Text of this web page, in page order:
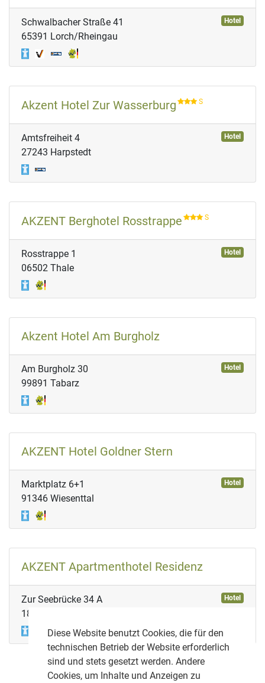
Diese Website benutzt Cookies, die für den
technischen Betrieb der Website erforderlich
sind und stets gesetzt werden. Andere
Cookies, um Inhalte und Anzeigen zu
Hotel
Schwalbacher Straße 41
65391 Lorch/Rheingau
Akzent Hotel Zur Wasserburg S
Hotel
Amtsfreiheit 4
27243 Harpstedt
AKZENT Berghotel Rosstrappe S
Hotel
Rosstrappe 1
06502 Thale
Akzent Hotel Am Burgholz
Hotel
Am Burgholz 30
99891 Tabarz
AKZENT Hotel Goldner Stern
Hotel
Marktplatz 6+1
91346 Wiesenttal
AKZENT Apartmenthotel Residenz
Hotel
Zur Seebrücke 34 A
18181 Graal Müritz
vorherige nächste